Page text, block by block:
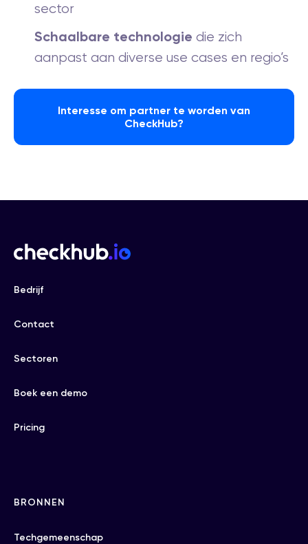
sector
Schaalbare technologie die zich
aanpast aan diverse use cases en regio’s
Interesse om partner te worden van
CheckHub?
Bedrijf
Contact
Sectoren
Boek een demo
Pricing
BRONNEN
Techgemeenschap